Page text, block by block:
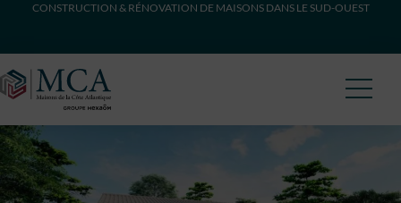
CONSTRUCTION & RÉNOVATION DE MAISONS DANS LE SUD-OUEST